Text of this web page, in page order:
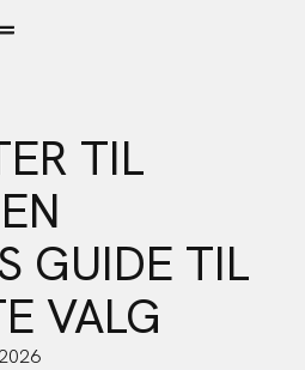
TIL
GUIDE TIL
VALG